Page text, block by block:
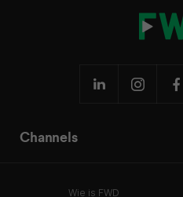
Channels
Wie is FWD